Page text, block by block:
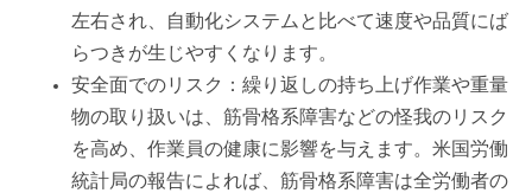
左右され、自動化システムと比べて速度や品質にば
らつきが生じやすくなります。
安全面でのリスク：繰り返しの持ち上げ作業や重量
物の取り扱いは、筋骨格系障害などの怪我のリスク
を高め、作業員の健康に影響を与えます。米国労働
統計局の報告によれば、筋骨格系障害は全労働者の